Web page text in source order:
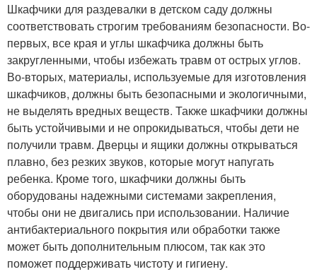
Шкафчики для раздевалки в детском саду должны
соответствовать строгим требованиям безопасности. Во-
первых, все края и углы шкафчика должны быть
закругленными, чтобы избежать травм от острых углов.
Во-вторых, материалы, используемые для изготовления
шкафчиков, должны быть безопасными и экологичными,
не выделять вредных веществ. Также шкафчики должны
быть устойчивыми и не опрокидываться, чтобы дети не
получили травм. Дверцы и ящики должны открываться
плавно, без резких звуков, которые могут напугать
ребенка. Кроме того, шкафчики должны быть
оборудованы надежными системами закрепления,
чтобы они не двигались при использовании. Наличие
антибактериального покрытия или обработки также
может быть дополнительным плюсом, так как это
поможет поддерживать чистоту и гигиену.